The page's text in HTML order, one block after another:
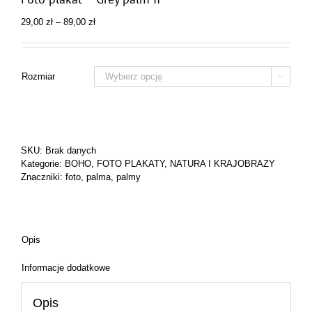
29,00 zł – 89,00 złZakres
od
89,00 zł
Rozmiar 
SKU: Brak danych
Kategorie: BOHO, FOTO PLAKATY, NATURA I KRAJOBRAZY
Znaczniki: foto, palma, palmy
Opis
Informacje dodatkowe
Opis